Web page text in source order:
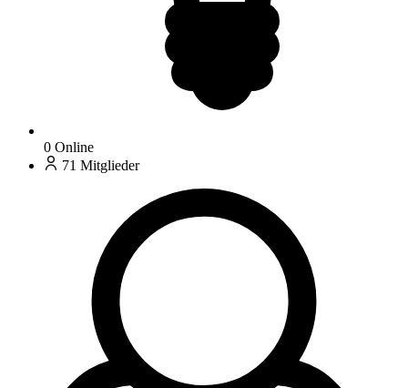
0 Online
71 Mitglieder